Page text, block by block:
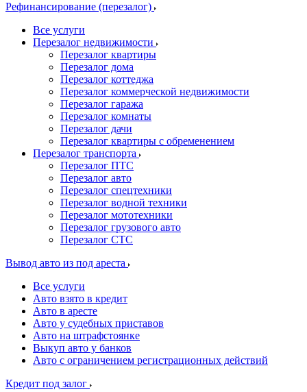
Рефинансирование (перезалог)
Все услуги
Перезалог недвижимости
Перезалог квартиры
Перезалог дома
Перезалог коттеджа
Перезалог коммерческой недвижимости
Перезалог гаража
Перезалог комнаты
Перезалог дачи
Перезалог квартиры с обременением
Перезалог транспорта
Перезалог ПТС
Перезалог авто
Перезалог спецтехники
Перезалог водной техники
Перезалог мототехники
Перезалог грузового авто
Перезалог СТС
Вывод авто из под ареста
Все услуги
Авто взято в кредит
Авто в аресте
Авто у судебных приставов
Авто на штрафстоянке
Выкуп авто у банков
Авто с ограничением регистрационных действий
Кредит под залог